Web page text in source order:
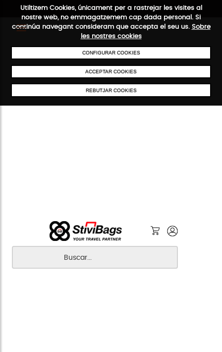
Utiltizem Cookies, únicament per a rastrejar les visites al
nostre web, no emmagatzemem cap dada personal. Si
continúa navegant consideram que accepta el seu us. Sobre
les nostres cookies
CONFIGURAR COOKIES
ACCEPTAR COOKIES
REBUTJAR COOKIES
ENVIAMENTS GRATUÏTS A PARTIR DE 50 €